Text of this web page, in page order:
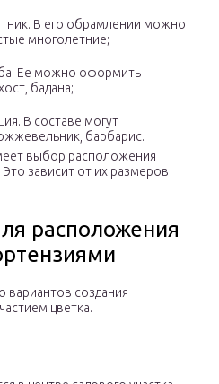
В его обрамлении можно
многолетние;
Ее можно оформить
бадана;
В составе могут
барбарис.
выбор расположения
зависит от их размеров
расположения
вариантов создания
цветка.